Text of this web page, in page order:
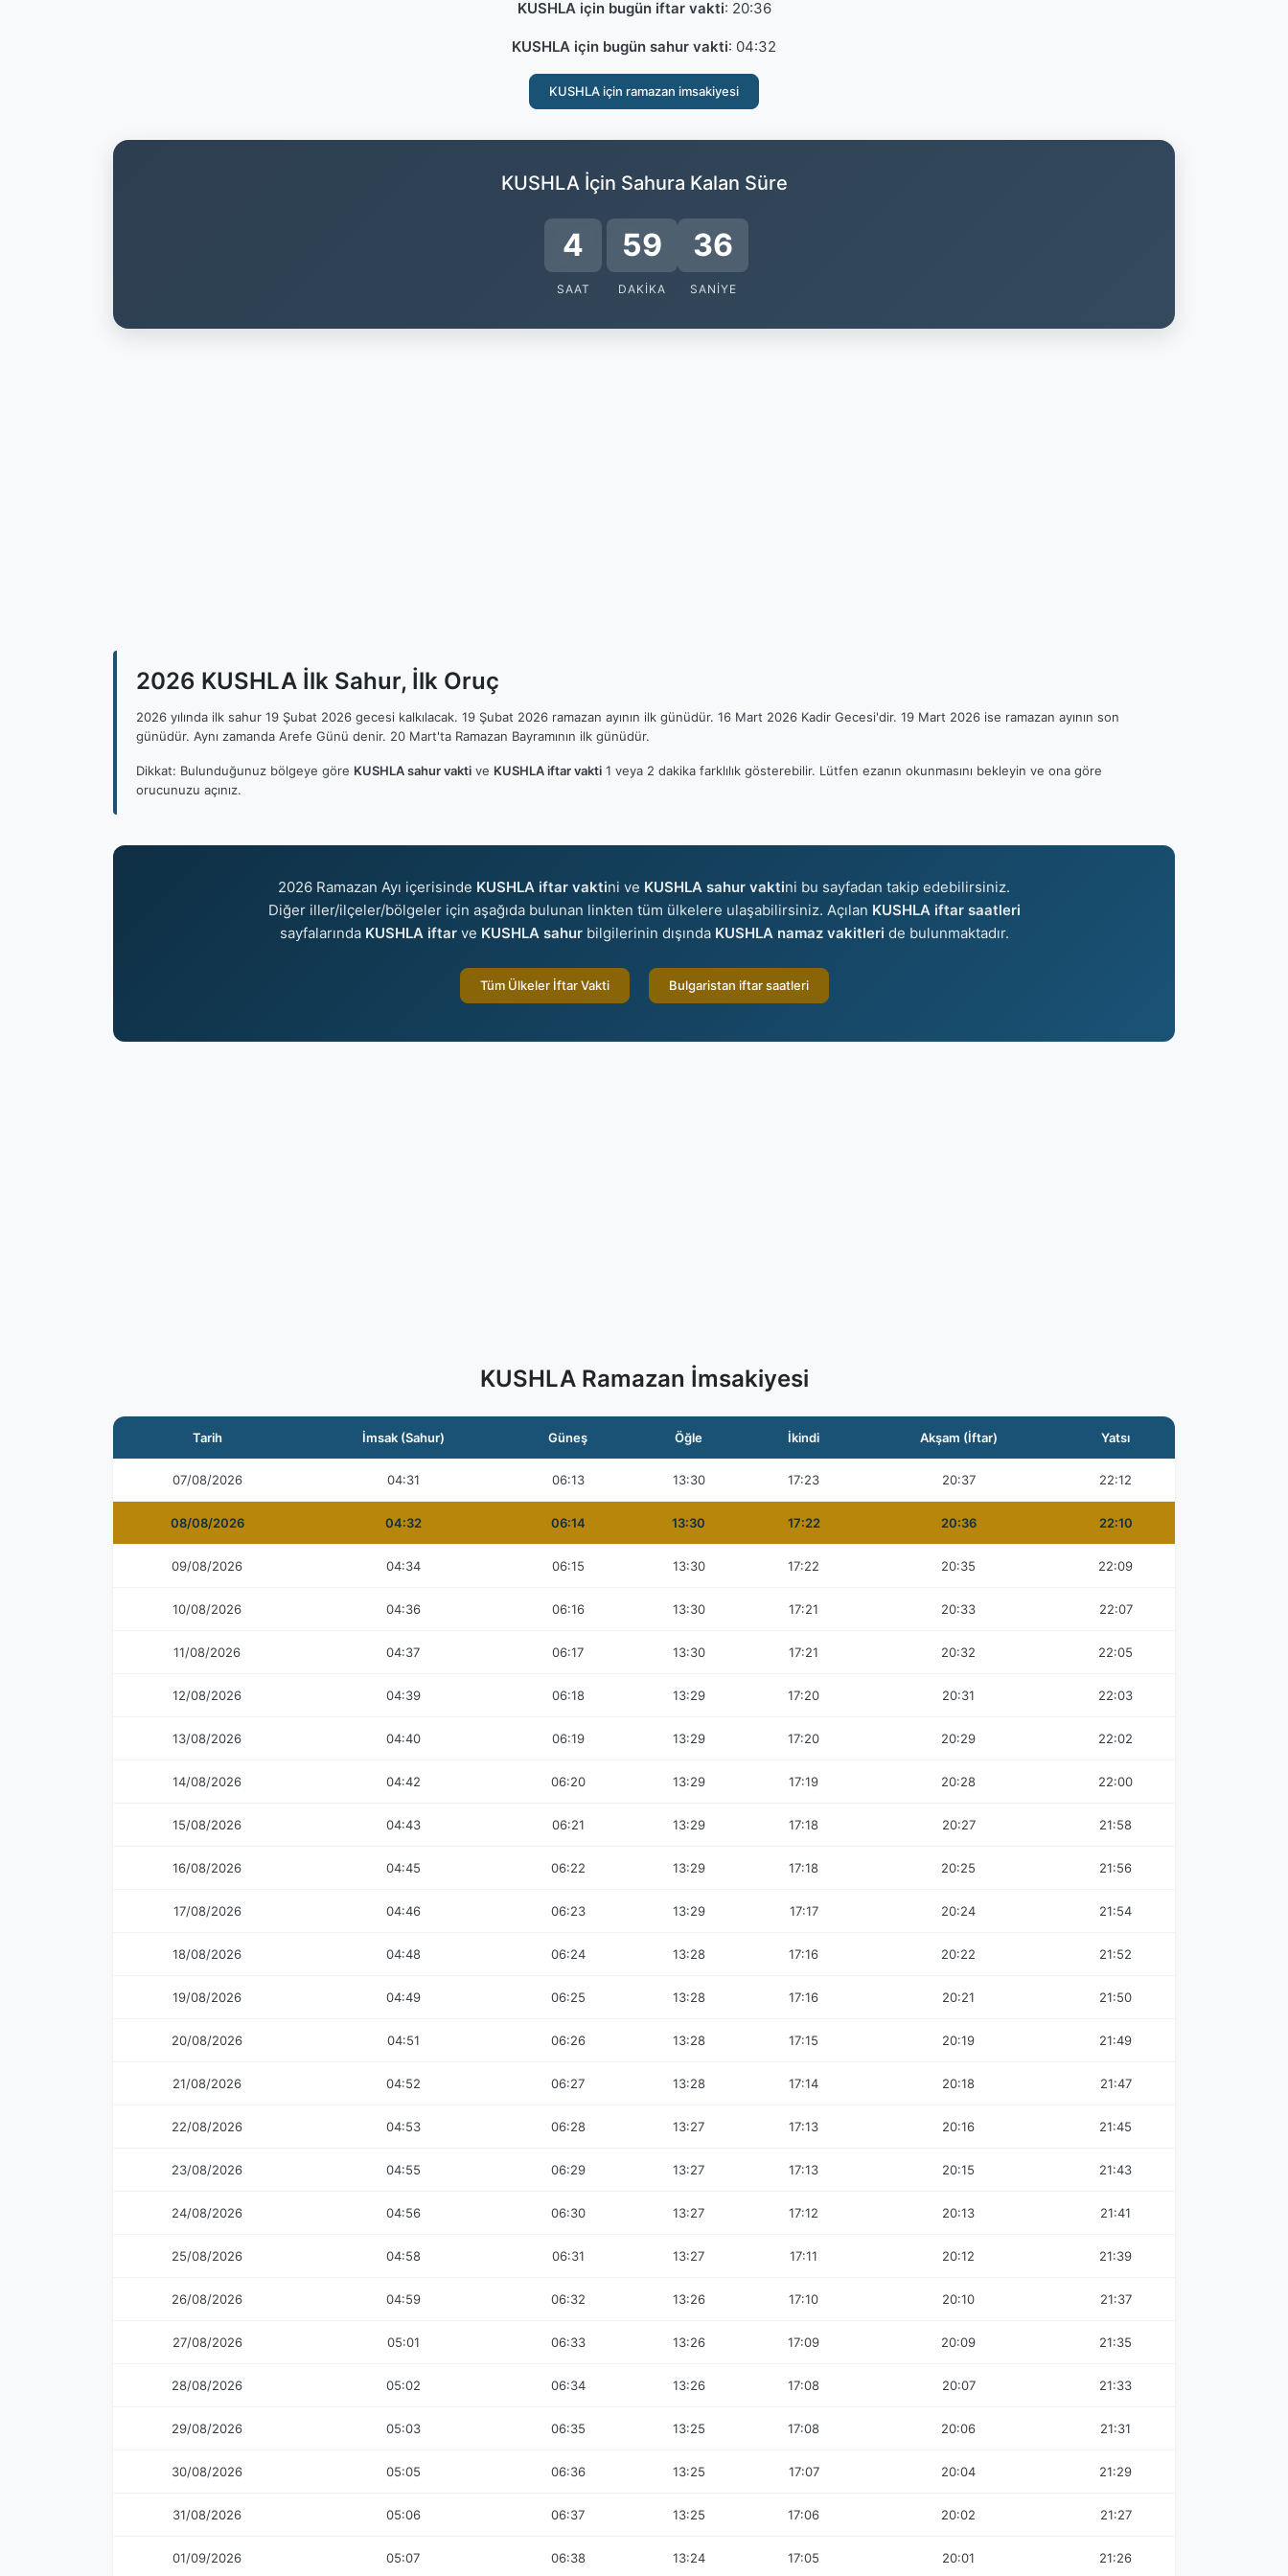
KUSHLA için bugün iftar vakti: 20:36
KUSHLA için bugün sahur vakti: 04:32
KUSHLA için ramazan imsakiyesi
KUSHLA İçin Sahura Kalan Süre
4
SAAT
59
DAKIKA
35
SANIYE
2026 KUSHLA İlk Sahur, İlk Oruç
2026 yılında ilk sahur 19 Şubat 2026 gecesi kalkılacak. 19 Şubat 2026 ramazan ayının ilk günüdür. 16 Mart 2026 Kadir Gecesi'dir. 19 Mart 2026 ise ramazan ayının son
günüdür. Aynı zamanda Arefe Günü denir. 20 Mart'ta Ramazan Bayramının ilk günüdür.
Dikkat: Bulunduğunuz bölgeye göre KUSHLA sahur vakti ve KUSHLA iftar vakti 1 veya 2 dakika farklılık gösterebilir. Lütfen ezanın okunmasını bekleyin ve ona göre
orucunuzu açınız.
2026 Ramazan Ayı içerisinde KUSHLA iftar vaktini ve KUSHLA sahur vaktini bu sayfadan takip edebilirsiniz.
Diğer iller/ilçeler/bölgeler için aşağıda bulunan linkten tüm ülkelere ulaşabilirsiniz. Açılan KUSHLA iftar saatleri
sayfalarında KUSHLA iftarve KUSHLA sahurbilgilerinin dışında KUSHLA namaz vakitleri de bulunmaktadır.
Tüm Ülkeler İftar Vakti Bulgaristan iftar saatleri
KUSHLA Ramazan İmsakiyesi
Tarih İmsak (Sahur) Güneş Öğle İkindi Akşam (İftar) Yatsı
07/08/2026 04:31 06:13 13:30 17:23 20:37 22:12
08/08/2026 04:32 06:14 13:30 17:22 20:36 22:10
09/08/2026 04:34 06:15 13:30 17:22 20:35 22:09
10/08/2026 04:36 06:16 13:30 17:21 20:33 22:07
11/08/2026 04:37 06:17 13:30 17:21 20:32 22:05
12/08/2026 04:39 06:18 13:29 17:20 20:31 22:03
13/08/2026 04:40 06:19 13:29 17:20 20:29 22:02
14/08/2026 04:42 06:20 13:29 17:19 20:28 22:00
15/08/2026 04:43 06:21 13:29 17:18 20:27 21:58
16/08/2026 04:45 06:22 13:29 17:18 20:25 21:56
17/08/2026 04:46 06:23 13:29 17:17 20:24 21:54
18/08/2026 04:48 06:24 13:28 17:16 20:22 21:52
19/08/2026 04:49 06:25 13:28 17:16 20:21 21:50
20/08/2026 04:51 06:26 13:28 17:15 20:19 21:49
21/08/2026 04:52 06:27 13:28 17:14 20:18 21:47
22/08/2026 04:53 06:28 13:27 17:13 20:16 21:45
23/08/2026 04:55 06:29 13:27 17:13 20:15 21:43
24/08/2026 04:56 06:30 13:27 17:12 20:13 21:41
25/08/2026 04:58 06:31 13:27 17:11 20:12 21:39
26/08/2026 04:59 06:32 13:26 17:10 20:10 21:37
27/08/2026 05:01 06:33 13:26 17:09 20:09 21:35
28/08/2026 05:02 06:34 13:26 17:08 20:07 21:33
29/08/2026 05:03 06:35 13:25 17:08 20:06 21:31
30/08/2026 05:05 06:36 13:25 17:07 20:04 21:29
31/08/2026 05:06 06:37 13:25 17:06 20:02 21:27
01/09/2026 05:07 06:38 13:24 17:05 20:01 21:26